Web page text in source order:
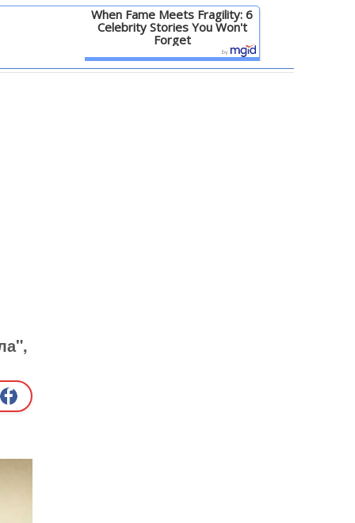
When Fame Meets Fragility: 6
Celebrity Stories You Won't
Forget
Детальніше